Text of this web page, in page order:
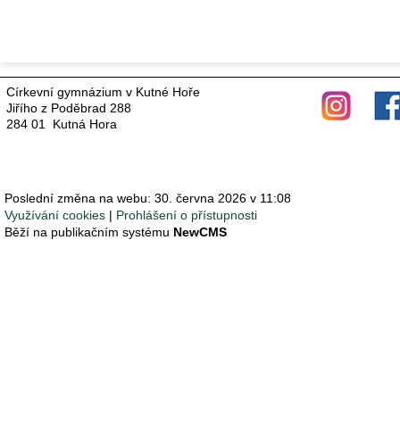
Církevní gymnázium v Kutné Hoře
Jiřího z Poděbrad 288
284 01 Kutná Hora
Poslední změna na webu: 30. června 2026 v 11:08
Využívání cookies
Prohlášení o přístupnosti
Běží na publikačním systému NewCMS